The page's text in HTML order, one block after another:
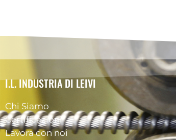
I.L. INDUSTRIA DI LEIVI
Chi Siamo
Certificazioni
Lavora con noi